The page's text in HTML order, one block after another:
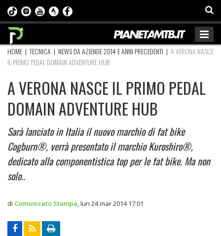
HOME |TECNICA | NEWS DA AZIENDE 2014 E ANNI PRECEDENTI | A VERONA NASCE
IL PRIMO PEDAL DOMAIN ADVENTURE HUB
A VERONA NASCE IL PRIMO PEDAL
DOMAIN ADVENTURE HUB
Sarà lanciato in Italia il nuovo marchio di fat bike
Cogburn®, verrà presentato il marchio Kuroshiro®,
dedicato alla componentistica top per le fat bike. Ma non
solo..
di Comunicato Stampa lun 24 mar 2014 17:01